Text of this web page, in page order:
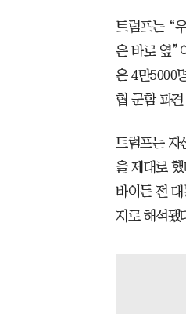
트럼프는 “
은 바로 옆”
은 4만5000
협 군함 파
트럼프는 자
을 제대로
바이든 전
지로 해석됐